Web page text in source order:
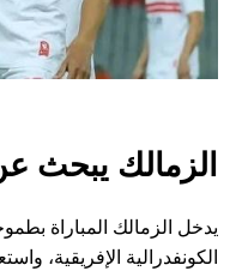
الزمالك يبحث
يدخل الزمالك المباراة
الكونفدرالية الإفريقية،